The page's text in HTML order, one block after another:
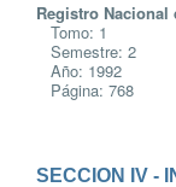
Registro Nacional
Tomo: 1
Semestre: 2
Año: 1992
Página: 768
SECCION IV -